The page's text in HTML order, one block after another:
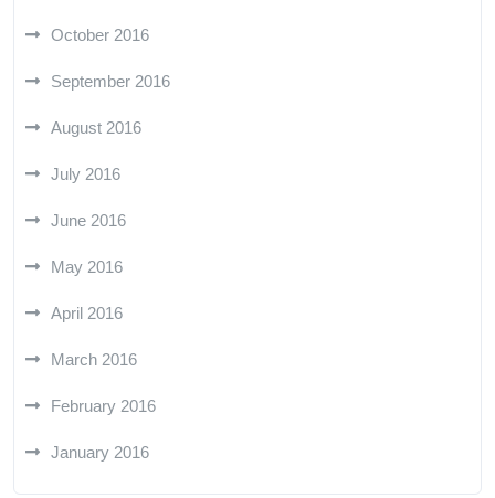
October 2016
September 2016
August 2016
July 2016
June 2016
May 2016
April 2016
March 2016
February 2016
January 2016